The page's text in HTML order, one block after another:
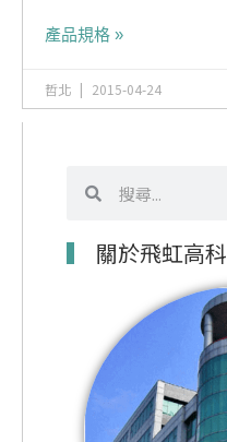
產品規格 »
哲北 2015-04-24
尋
關於飛虹高科